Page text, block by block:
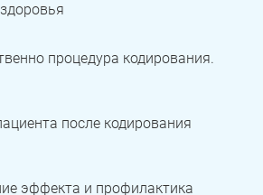
процедура кодирования.
после кодирования
эффекта и профилактика